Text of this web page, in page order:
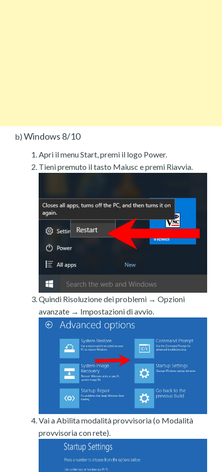
b) Windows 8/10
Apri il menu Start, premi il logo Power.
Tieni premuto il tasto Maiusc e premi Riavvia.
Quindi Risoluzione dei problemi → Opzioni
avanzate → Impostazioni di avvio.
Vai a Abilita modalità provvisoria (o Modalità
provvisoria con rete).